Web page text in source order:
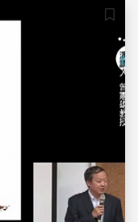
儲存